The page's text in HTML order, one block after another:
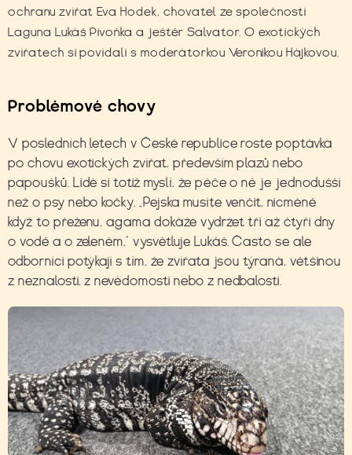
ochranu zvířat Eva Hodek, chovatel ze společnosti
Laguna Lukáš Pivoňka a ještěr Salvator. O exotických
zvířatech si povídali s moderátorkou Veronikou Hájkovou.
Problémové chovy
V posledních letech v České republice roste poptávka
po chovu exotických zvířat, především plazů nebo
papoušků. Lidé si totiž myslí, že péče o ně je jednodušší
než o psy nebo kočky. „Pejska musíte venčit, nicméně
když to přeženu, agama dokáže vydržet tři až čtyři dny
o vodě a o zeleném,“ vysvětluje Lukáš. Často se ale
odborníci potýkají s tím, že zvířata jsou týraná, většinou
z neznalosti, z nevědomosti nebo z nedbalosti.